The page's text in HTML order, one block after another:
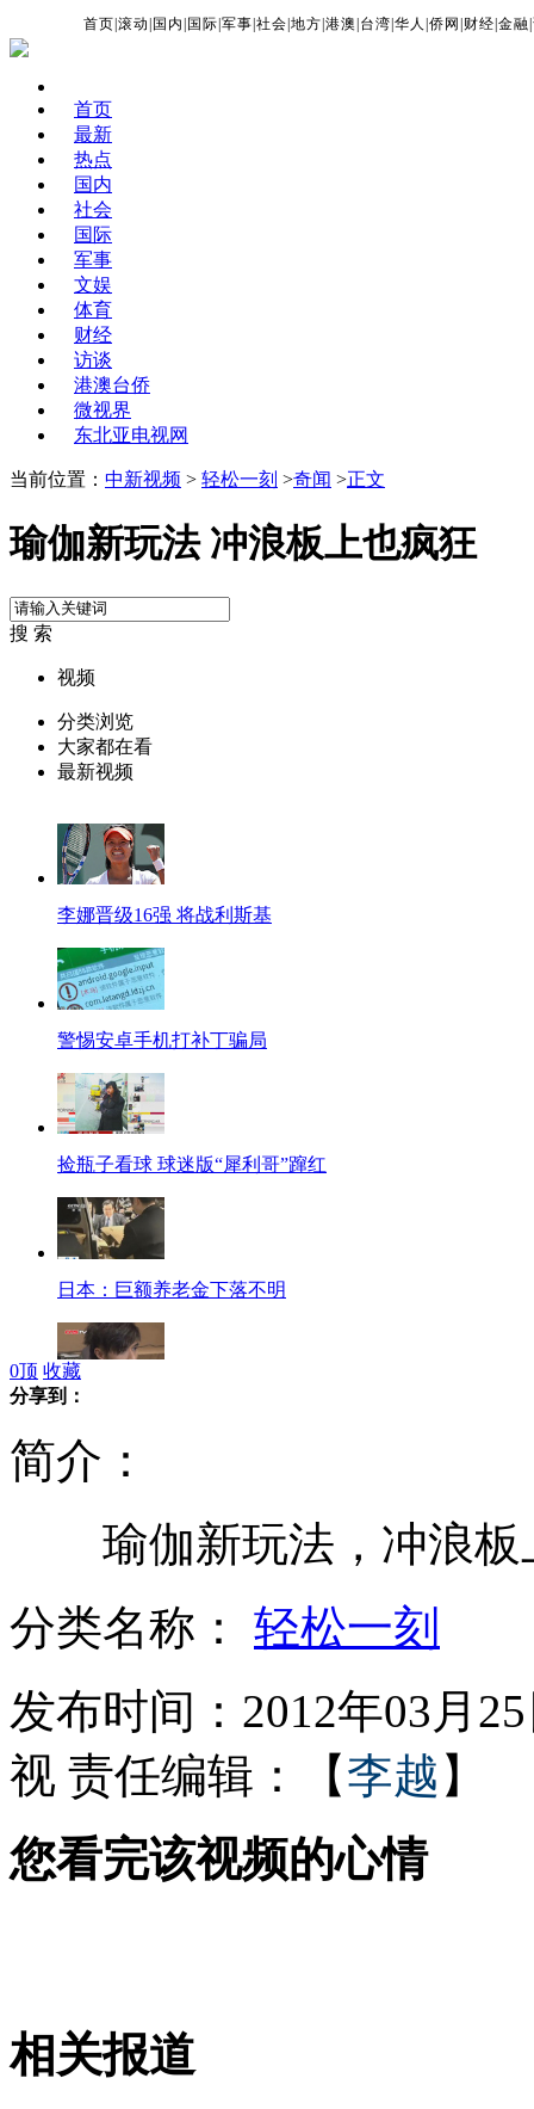
首页 |滚动 国内 国际 |军事 |社会 |地方 |港澳 台湾 |华人 |侨网 财经 |金融 |
首页
最新
热点
国内
社会
国际
军事
文娱
体育
财经
访谈
港澳台侨
微视界
东北亚电视网
当前位置： 中新视频 > 轻松一刻 >奇闻 >正文
瑜伽新玩法 冲浪板上也疯狂
搜 索
视频
分类浏览
大家都在看
最新视频
李娜晋级16强 将战利斯基
警惕安卓手机打补丁骗局
捡瓶子看球 球迷版“犀利哥”蹿红
日本：巨额养老金下落不明
实拍:空军飞行员驾战机训练处置险情
中国艺术家巴黎上演"悬空"真人秀
皇马一场比赛竟五人"染红"
0顶 收藏
分享到：
简介：
瑜伽新玩法，冲浪板
分类名称： 轻松一刻
发布时间：2012年03月
视 责任编辑：【李越 】
您看完该视频的心情
相关报道